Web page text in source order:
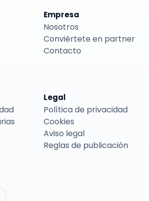
Empresa
Nosotros
Conviértete en partner
Contacto
Legal
Política de privacidad
Cookies
Aviso legal
Reglas de publicación